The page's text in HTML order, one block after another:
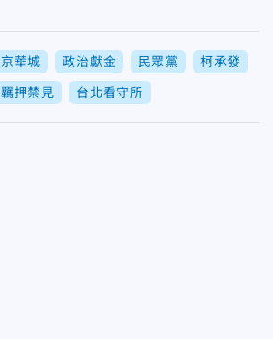
京華城 政治獻金 民眾黨 柯承發
羈押禁見 台北看守所